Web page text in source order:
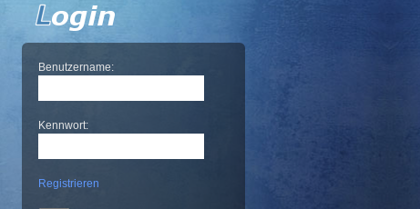
Benutzername:
Kennwort:
Registrieren